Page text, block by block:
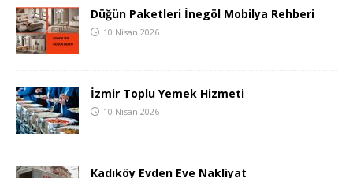
Düğün Paketleri İnegöl Mobilya Rehberi
10 Nisan 2026
İzmir Toplu Yemek Hizmeti
10 Nisan 2026
Kadıköy Evden Eve Nakliyat